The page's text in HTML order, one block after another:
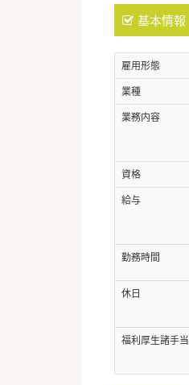
基本情報
雇用形態
業種
業務内容
資格
給与
勤務時間
休日
福利厚生諸手当